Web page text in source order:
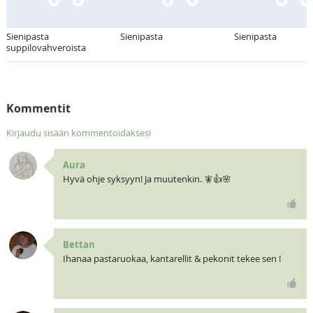
Sienipasta
suppilovahveroista
Sienipasta Sienipasta
Kommentit
Kirjaudu sisään kommentoidaksesi
Aura
Hyvä ohje syksyyn! Ja muutenkin. 🧚👍🌸
Bettan
Ihanaa pastaruokaa, kantarellit & pekonit tekee sen !